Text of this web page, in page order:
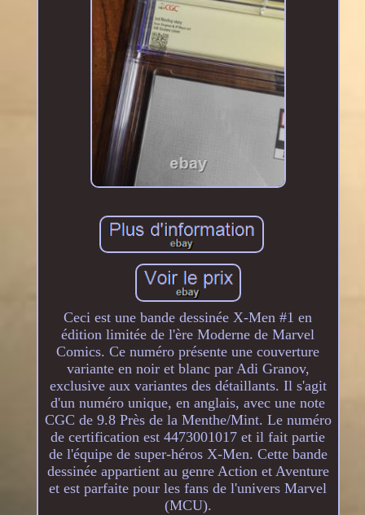
Ceci est une bande dessinée X-Men #1 en
édition limitée de l'ère Moderne de Marvel
Comics. Ce numéro présente une couverture
variante en noir et blanc par Adi Granov,
exclusive aux variantes des détaillants. Il s'agit
d'un numéro unique, en anglais, avec une note
CGC de 9.8 Près de la Menthe/Mint. Le numéro
de certification est 4473001017 et il fait partie
de l'équipe de super-héros X-Men. Cette bande
dessinée appartient au genre Action et Aventure
et est parfaite pour les fans de l'univers Marvel
(MCU).